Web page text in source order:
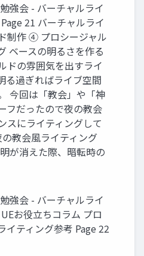
強会 - バーチャルライ
21 バーチャルライ
制作 ④ プロシージャル
ベースの明るさを作る
ドの雰囲気を出すライ
る過ぎればライブ空間
今回は「教会」や「神
フだったので夜の教会
スにライティングして
教会風ライティング
が消えた際、暗転時の
強会 - バーチャルライ
お役立ちコラム プロ
イティング参考 Page 22